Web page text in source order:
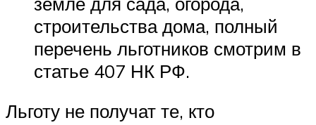
строительства дома, полный
перечень льготников смотрим в
статье 407 НК РФ.
Льготу не получат те, кто